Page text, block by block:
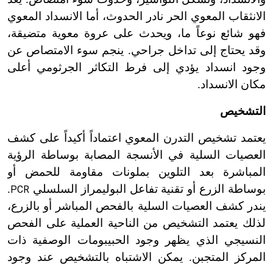
الانثقاب المعوي الحر نادر الحدوث، أما الانسداد المعوي
فهو شائع نوعاً ما، ويحدث على عروة معوية متضيقة،
وقد يحتاج إلى تداخل جراحي. ينجم سوء الامتصاص عن
وجود انسداد يؤدي إلى فرط التكاثر الجرثومي أعلى
مكان الانسداد.
التشخيص
يعتمد تشخيص التدرن المعوي اعتماداً أكيداً على كشف
العصيات السلية في الأنسجة المصابة بوساطة الرؤية
المباشرة بعد التلوين بملونات مقاومة للحمض أو
بوساطة الزرع أو تقنية تفاعل البوليمراز السلسلي PCR
.
يندر كشف العصيات السلية بالفحص المباشر أو بالزرع،
لذلك يعتمد التشخيص من الناحية العملية على الفحص
النسيجي الذي يظهر وجود الحبيبومات الوصفية ذات
المركز المتجبن. يمكن الاشتباه بالتشخيص عند وجود